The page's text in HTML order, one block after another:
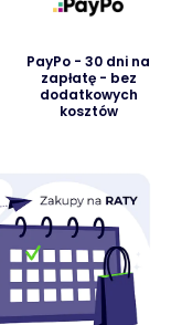
PayPo - 30 dni na
zapłatę - bez
dodatkowych
kosztów